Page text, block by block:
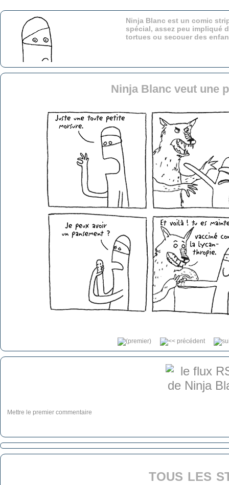
Ninja Blanc est un comic
spécial, assez peu impliqué
tortues ou secouer des
Ninja Blanc veut une
Mettre le premier commentaire
tous les